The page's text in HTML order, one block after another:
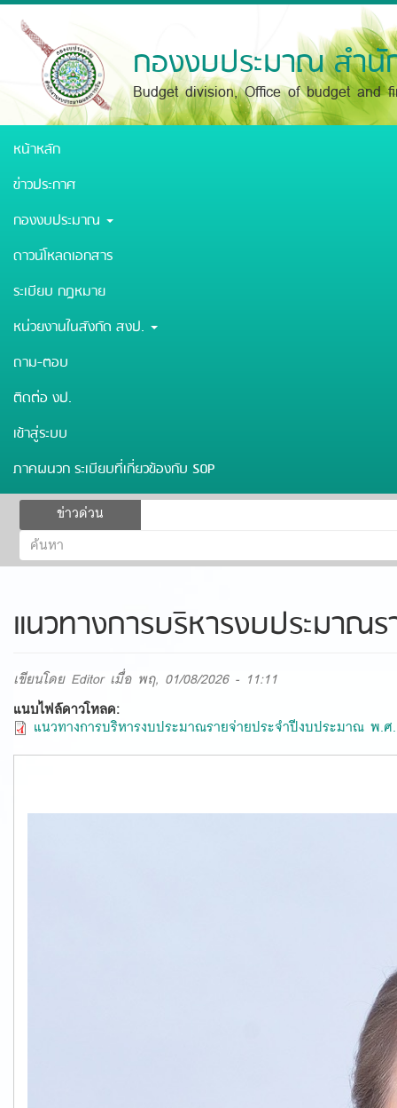
Skip
กองงบประมาณ สำนั
Budget division, Office of budget and
หน้าหลัก
ข่าวประกาศ
กองงบประมาณ
ดาวน์โหลดเอกสาร
ระเบียบ กฎหมาย
หน่วยงานในสังกัด สงป.
ถาม-ตอบ
ติดต่อ งป.
เข้าสู่ระบบ
ภาคผนวก ระเบียบที่เกี่ยวข้องกับ SOP
ข่าวด่วน
ฟอร์ม
ค้นหา
ค้นหา
แนวทางการบริหารงบประมา
เขียนโดย Editorเมื่อ พฤ, 01/08/2026 - 11:11
แนบไฟล์ดาวโหลด:
แนวทางการบริหารงบประมาณรายจ่ายประจำปีงบประมาณ พ.